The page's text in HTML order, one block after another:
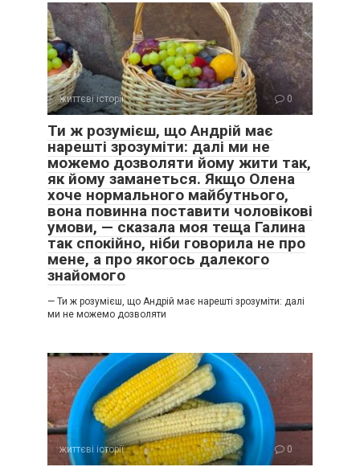
життєві історії 0
Ти ж розумієш, що Андрій має
нарешті зрозуміти: далі ми не
можемо дозволяти йому жити так,
як йому заманеться. Якщо Олена
хоче нормального майбутнього,
вона повинна поставити чоловікові
умови, — сказала моя теща Галина
так спокійно, ніби говорила не про
мене, а про якогось далекого
знайомого
— Ти ж розумієш, що Андрій має нарешті зрозуміти: далі
ми не можемо дозволяти
життєві історії 0